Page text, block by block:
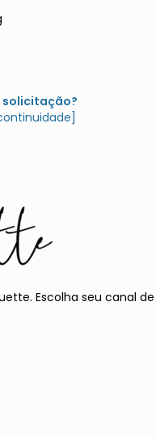
solicitação?
Escolha seu canal de